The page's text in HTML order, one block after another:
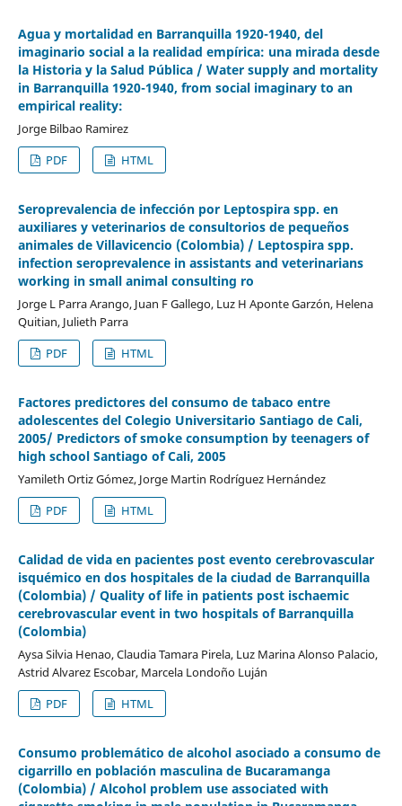
Agua y mortalidad en Barranquilla 1920-1940, del
imaginario social a la realidad empírica: una mirada desde
la Historia y la Salud Pública / Water supply and mortality
in Barranquilla 1920-1940, from social imaginary to an
empirical reality:
Jorge Bilbao Ramirez
PDF
HTML
Seroprevalencia de infección por Leptospira spp. en
auxiliares y veterinarios de consultorios de pequeños
animales de Villavicencio (Colombia) / Leptospira spp.
infection seroprevalence in assistants and veterinarians
working in small animal consulting ro
Jorge L Parra Arango, Juan F Gallego, Luz H Aponte Garzón, Helena
Quitian, Julieth Parra
PDF
HTML
Factores predictores del consumo de tabaco entre
adolescentes del Colegio Universitario Santiago de Cali,
2005/ Predictors of smoke consumption by teenagers of
high school Santiago of Cali, 2005
Yamileth Ortiz Gómez, Jorge Martin Rodríguez Hernández
PDF
HTML
Calidad de vida en pacientes post evento cerebrovascular
isquémico en dos hospitales de la ciudad de Barranquilla
(Colombia) / Quality of life in patients post ischaemic
cerebrovascular event in two hospitals of Barranquilla
(Colombia)
Aysa Silvia Henao, Claudia Tamara Pirela, Luz Marina Alonso Palacio,
Astrid Alvarez Escobar, Marcela Londoño Luján
PDF
HTML
Consumo problemático de alcohol asociado a consumo de
cigarrillo en población masculina de Bucaramanga
(Colombia) / Alcohol problem use associated with